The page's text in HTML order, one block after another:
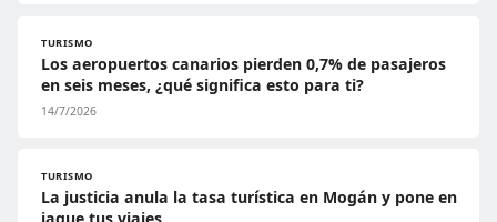
TURISMO
Los aeropuertos canarios pierden 0,7% de pasajeros
en seis meses, ¿qué significa esto para ti?
14/7/2026
TURISMO
La justicia anula la tasa turística en Mogán y pone en